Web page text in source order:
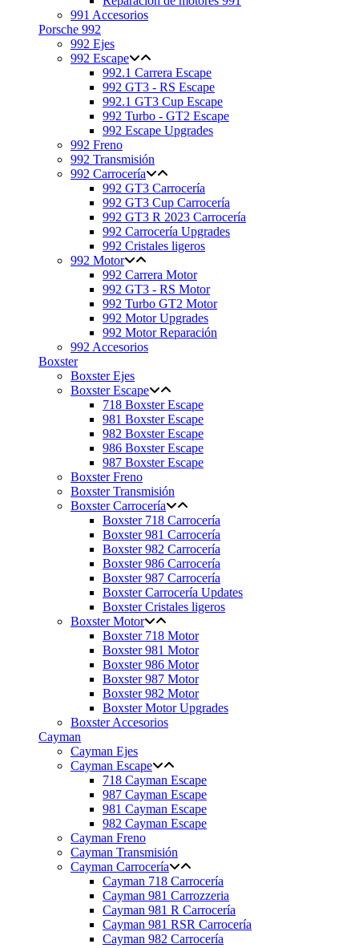
991 Accesorios
Porsche 992
992 Ejes
992 Escape
992.1 Carrera Escape
992 GT3 - RS Escape
992.1 GT3 Cup Escape
992 Turbo - GT2 Escape
992 Escape Upgrades
992 Freno
992 Transmisión
992 Carrocería
992 GT3 Carrocería
992 GT3 Cup Carrocería
992 GT3 R 2023 Carrocería
992 Carrocería Upgrades
992 Cristales ligeros
992 Motor
992 Carrera Motor
992 GT3 - RS Motor
992 Turbo GT2 Motor
992 Motor Upgrades
992 Motor Reparación
992 Accesorios
Boxster
Boxster Ejes
Boxster Escape
718 Boxster Escape
981 Boxster Escape
982 Boxster Escape
986 Boxster Escape
987 Boxster Escape
Boxster Freno
Boxster Transmisión
Boxster Carrocería
Boxster 718 Carrocería
Boxster 981 Carrocería
Boxster 982 Carrocería
Boxster 986 Carrocería
Boxster 987 Carrocería
Boxster Carrocería Updates
Boxster Cristales ligeros
Boxster Motor
Boxster 718 Motor
Boxster 981 Motor
Boxster 986 Motor
Boxster 987 Motor
Boxster 982 Motor
Boxster Motor Upgrades
Boxster Accesorios
Cayman
Cayman Ejes
Cayman Escape
718 Cayman Escape
987 Cayman Escape
981 Cayman Escape
982 Cayman Escape
Cayman Freno
Cayman Transmisión
Cayman Carrocería
Cayman 718 Carrocería
Cayman 981 Carrozzeria
Cayman 981 R Carrocería
Cayman 981 RSR Carrocería
Cayman 982 Carrocería